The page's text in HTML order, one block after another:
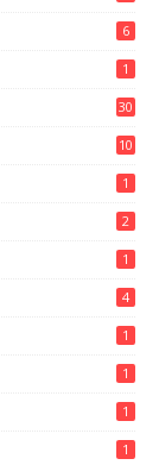
6
1
30
10
1
2
1
4
1
1
1
1